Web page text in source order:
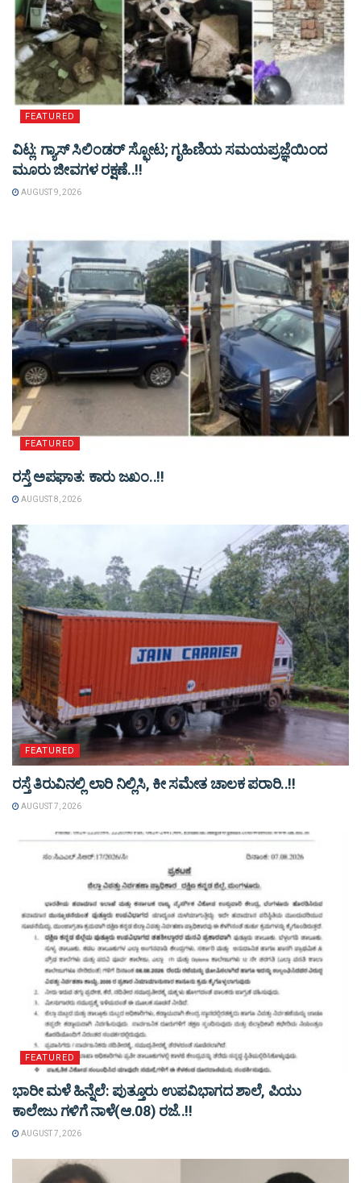
FEATURED
ವಿಟ್ಲ: ಗ್ಯಾಸ್ ಸಿಲಿಂಡರ್ ಸ್ಫೋಟ; ಗೃಹಿಣಿಯ ಸಮಯಪ್ರಜ್ಞೆಯಿಂದ
ಮೂರು ಜೀವಗಳ ರಕ್ಷಣೆ..!!
AUGUST 9, 2026
FEATURED
ರಸ್ತೆ ಅಪಘಾತ: ಕಾರು ಜಖಂ..!!
AUGUST 8, 2026
FEATURED
ರಸ್ತೆ ತಿರುವಿನಲ್ಲಿ ಲಾರಿ ನಿಲ್ಲಿಸಿ, ಕೀ ಸಮೇತ ಚಾಲಕ ಪರಾರಿ..!!
AUGUST 7, 2026
FEATURED
ಭಾರೀ ಮಳೆ ಹಿನ್ನೆಲೆ: ಪುತ್ತೂರು ಉಪವಿಭಾಗದ ಶಾಲೆ, ಪಿಯು
ಕಾಲೇಜು ಗಳಿಗೆ ನಾಳೆ(ಆ.08) ರಜೆ..!!
AUGUST 7, 2026